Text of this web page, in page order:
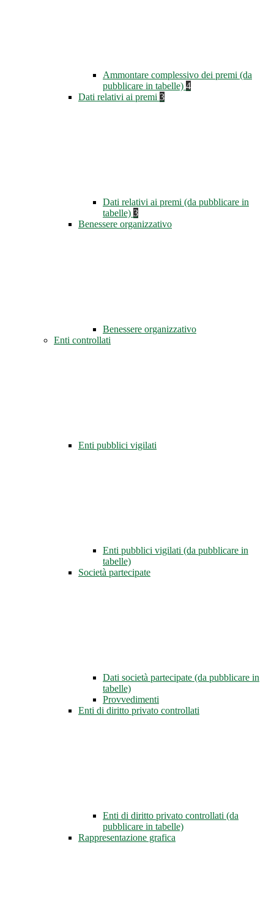
Ammontare complessivo dei premi (da
pubblicare in tabelle) 4
Dati relativi ai premi 3
Dati relativi ai premi (da pubblicare in
tabelle) 3
Benessere organizzativo
Benessere organizzativo
Enti controllati
Enti pubblici vigilati
Enti pubblici vigilati (da pubblicare in
tabelle)
Società partecipate
Dati società partecipate (da pubblicare in
tabelle)
Provvedimenti
Enti di diritto privato controllati
Enti di diritto privato controllati (da
pubblicare in tabelle)
Rappresentazione grafica